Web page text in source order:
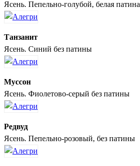
Ясень. Пепельно-голубой, белая патина
Танзанит
Ясень. Синий без патины
Муссон
Ясень. Фиолетово-серый без патины
Редвуд
Ясень. Пепельно-розовый, без патины